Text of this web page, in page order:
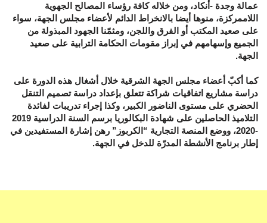
عمالة وجدة -أنكاد، ومن خلاله كافة رؤساء المصالح الجهوية
اللاممركزة، منوها أيضا بالانخراط الدائم لأعضاء مجلس الجهة، سواء
على صعيد المكتب أو الفرق واللجن، ومثمّنا الجهود المبذولة من
الجميع وإسهامهم في إبراز مقومات الحكامة الترابية على صعيد
الجهة.
كما أكبّ أعضاء مجلس الجهة الشرقية خلال أشغال هذه الدورة على
دراسة مشاريع اتفاقيات شراكة تتعلق بإعداد دراسة تصميم التنقل
الحضري على مستوى الناضور الكبير، وكذا إجراء تدريبات لفائدة
التلاميذ الحاصلين على شهادة البكالوريا برسم السنة الدراسية 2019
-2020، ووضع المنصة التجارية “الكربوز” رهن إشارة المستفيدين في
إطار برنامج الأنشطة المدرّة للدخل في الجهة.